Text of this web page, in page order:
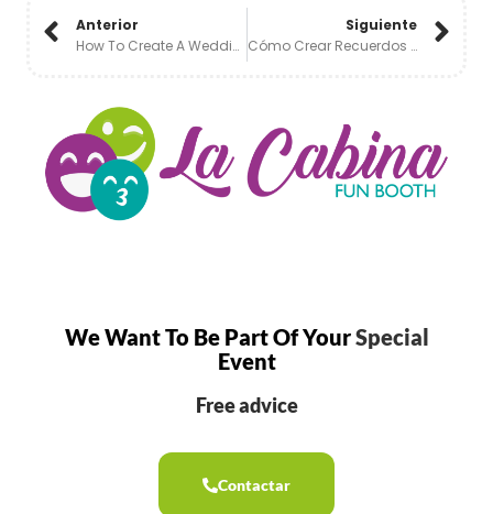
Anterior
How To Create A Wedding Will Never Forget In The Mexican Caribbean 💍🌅
Siguiente
Cómo Crear Recuerdos Que Tus Invitados Nunca Olviden En Una Boda Destino💌🌴
We Want To Be Part Of YourSpecial
Event
Free advice
Contactar